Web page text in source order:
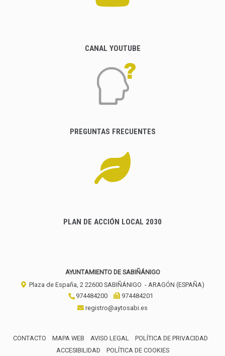
CANAL YOUTUBE
PREGUNTAS FRECUENTES
PLAN DE ACCIÓN LOCAL 2030
AYUNTAMIENTO DE SABIÑÁNIGO
Plaza de España, 2 22600 SABIÑÁNIGO - ARAGÓN (ESPAÑA)
974484200
974484201
registro@aytosabi.es
CONTACTO MAPA WEB AVISO LEGAL
POLÍTICA DE PRIVACIDAD
ACCESIBILIDAD
POLÍTICA DE COOKIES